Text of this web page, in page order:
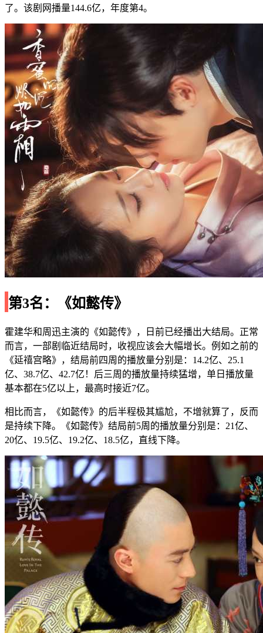
了。该剧网播量144.6亿，年度第4。
第3名：《如懿传》
霍建华和周迅主演的《如懿传》，日前已经播出大结局。正常
而言，一部剧临近结局时，收视应该会大幅增长。例如之前的
《延禧宫略》，结局前四周的播放量分别是：14.2亿、25.1
亿、38.7亿、42.7亿！后三周的播放量持续猛增，单日播放量
基本都在5亿以上，最高时接近7亿。
相比而言，《如懿传》的后半程极其尴尬，不增就算了，反而
是持续下降。《如懿传》结局前5周的播放量分别是：21亿、
20亿、19.5亿、19.2亿、18.5亿，直线下降。